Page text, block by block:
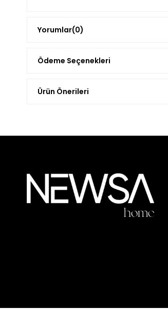
Yorumlar(0)
Ödeme Seçenekleri
Ürün Önerileri